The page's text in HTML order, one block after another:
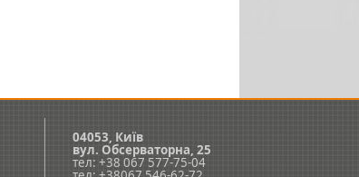
04053, Київ
вул. Обсерваторна, 25
тел: +38 067 577-75-04